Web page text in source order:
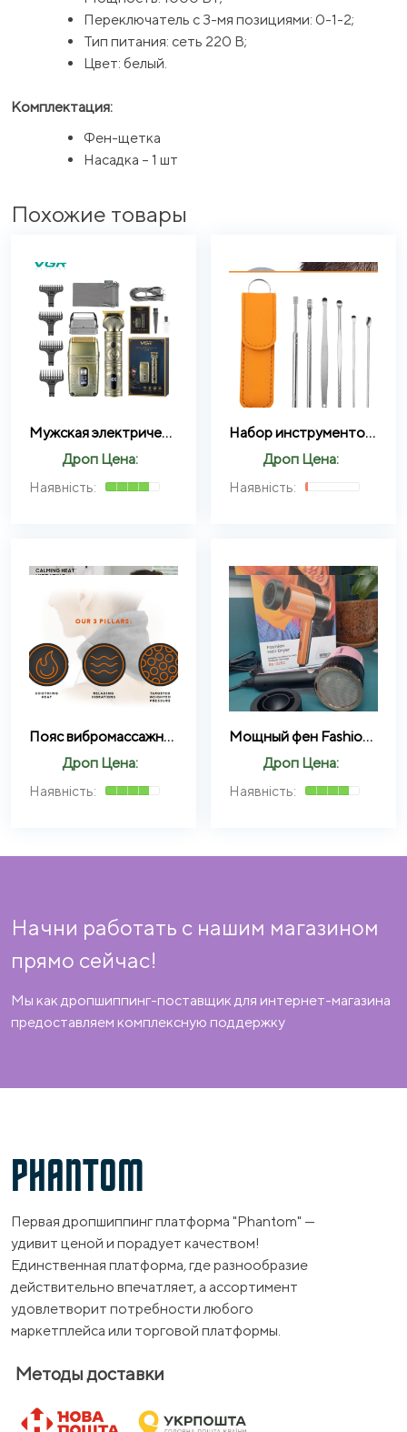
Переключатель с 3-мя позициями: 0-1-2;
Тип питания: сеть 220 В;
Цвет: белый.
Комплектация:
Фен-щетка
Насадка – 1 шт
Похожие товары
Мужская электрическая, перезаряжаемая, аккумуляторная, профессиональная машинка для стрижки волос VGR V-649
Дроп Цена:
Набор инструментов Для Чистки Ушей TOOL SET
Дроп Цена:
Пояс вибромассажный для шеи USB (LY65)
Дроп Цена:
Мощный фен Fashion Hair Dryer Rainberg RB — 2252
Дроп Цена:
Начни работать с нашим магазином
прямо сейчас!
Мы как дропшиппинг-поставщик для интернет-магазина
предоставляем комплексную поддержку
PHANTOM
Первая дропшиппинг платформа "Phantom" —
удивит ценой и порадует качеством!
Единственная платформа, где разнообразие
действительно впечатляет, а ассортимент
удовлетворит потребности любого
маркетплейса или торговой платформы.
Методы доставки